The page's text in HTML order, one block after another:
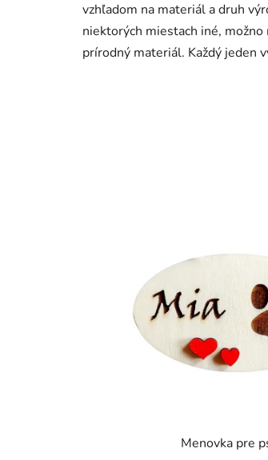
vzhľadom na materiál a druh
niektorých miestach iné,
prírodný materiál. Každý jeden
Menovka pre